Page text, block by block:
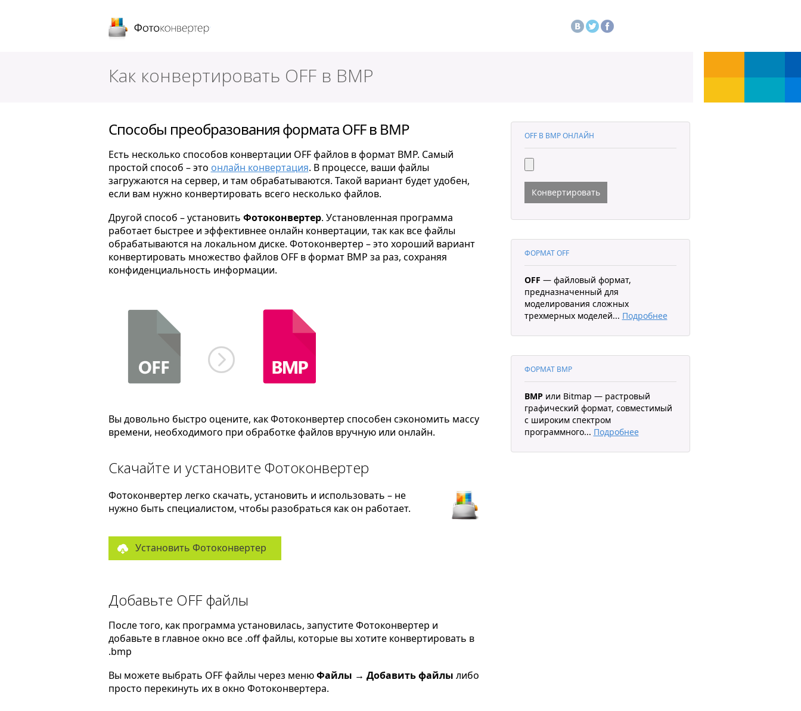
Как конвертировать OFF в BMP
Способы преобразования формата OFF в BMP
Есть несколько способов конвертации OFF файлов в формат BMP. Самый
простой способ – это онлайн конвертация. В процессе, ваши файлы
загружаются на сервер, и там обрабатываются. Такой вариант будет удобен,
если вам нужно конвертировать всего несколько файлов.
Другой способ – установить Фотоконвертер. Установленная программа
работает быстрее и эффективнее онлайн конвертации, так как все файлы
обрабатываются на локальном диске. Фотоконвертер – это хороший вариант
конвертировать множество файлов OFF в формат BMP за раз, сохраняя
конфиденциальность информации.
Вы довольно быстро оцените, как Фотоконвертер способен сэкономить массу
времени, необходимого при обработке файлов вручную или онлайн.
Скачайте и установите Фотоконвертер
Фотоконвертер легко скачать, установить и использовать – не
нужно быть специалистом, чтобы разобраться как он работает.
Установить Фотоконвертер
Добавьте OFF файлы
После того, как программа установилась, запустите Фотоконвертер и
добавьте в главное окно все .off файлы, которые вы хотите конвертировать в
.bmp
Вы можете выбрать OFF файлы через менюФайлы → Добавить файлы либо
просто перекинуть их в окно Фотоконвертера.
OFF В BMP ОНЛАЙН
Конвертировать
ФОРМАТ OFF
OFF — файловый формат,
предназначенный для
моделирования сложных
трехмерных моделей... Подробнее
ФОРМАТ BMP
BMP или Bitmap — растровый
графический формат, совместимый
с широким спектром
программного... Подробнее